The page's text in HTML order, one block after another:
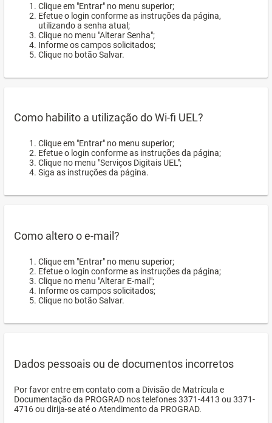
Clique em "Entrar" no menu superior;
Efetue o login conforme as instruções da página,
utilizando a senha atual;
Clique no menu "Alterar Senha";
Informe os campos solicitados;
Clique no botão Salvar.
Como habilito a utilização do Wi-fi UEL?
Clique em "Entrar" no menu superior;
Efetue o login conforme as instruções da página;
Clique no menu "Serviços Digitais UEL";
Siga as instruções da página.
Como altero o e-mail?
Clique em "Entrar" no menu superior;
Efetue o login conforme as instruções da página;
Clique no menu "Alterar E-mail";
Informe os campos solicitados;
Clique no botão Salvar.
Dados pessoais ou de documentos incorretos
Por favor entre em contato com a Divisão de Matrícula e
Documentação da PROGRAD nos telefones 3371-4413 ou 3371-
4716 ou dirija-se até o Atendimento da PROGRAD.